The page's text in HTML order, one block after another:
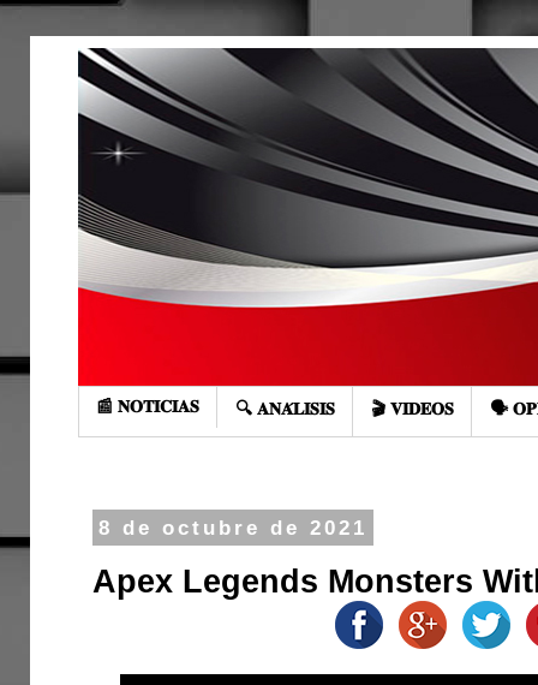
📰 𝐍𝐎𝐓𝐈𝐂𝐈𝐀𝐒 🔍 𝐀𝐍𝐀́𝐋𝐈𝐒𝐈𝐒 🎬 𝐕𝐈𝐃𝐄𝐎𝐒 🗣️
8 de octubre de 2021
Apex Legends Monsters